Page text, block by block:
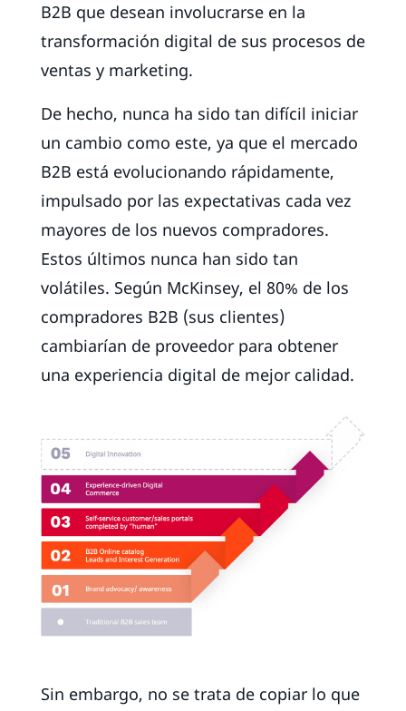
B2B que desean involucrarse en la
transformación digital de sus procesos de
ventas y marketing.
De hecho, nunca ha sido tan difícil iniciar
un cambio como este, ya que el mercado
B2B está evolucionando rápidamente,
impulsado por las expectativas cada vez
mayores de los nuevos compradores.
Estos últimos nunca han sido tan
volátiles. Según McKinsey, el 80% de los
compradores B2B (sus clientes)
cambiarían de proveedor para obtener
una experiencia digital de mejor calidad.
Sin embargo, no se trata de copiar lo que